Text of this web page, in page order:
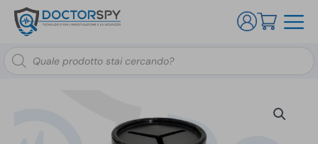
Ricerca
prodotti